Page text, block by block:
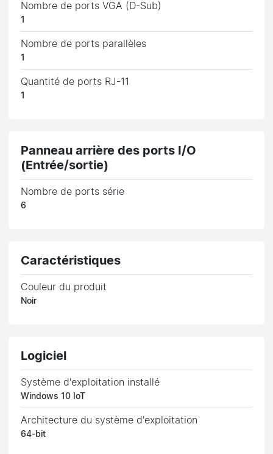
Nombre de ports VGA (D-Sub)
1
Nombre de ports parallèles
1
Quantité de ports RJ-11
1
Panneau arrière des ports I/O
(Entrée/sortie)
Nombre de ports série
6
Caractéristiques
Couleur du produit
Noir
Logiciel
Système d'exploitation installé
Windows 10 IoT
Architecture du système d'exploitation
64-bit